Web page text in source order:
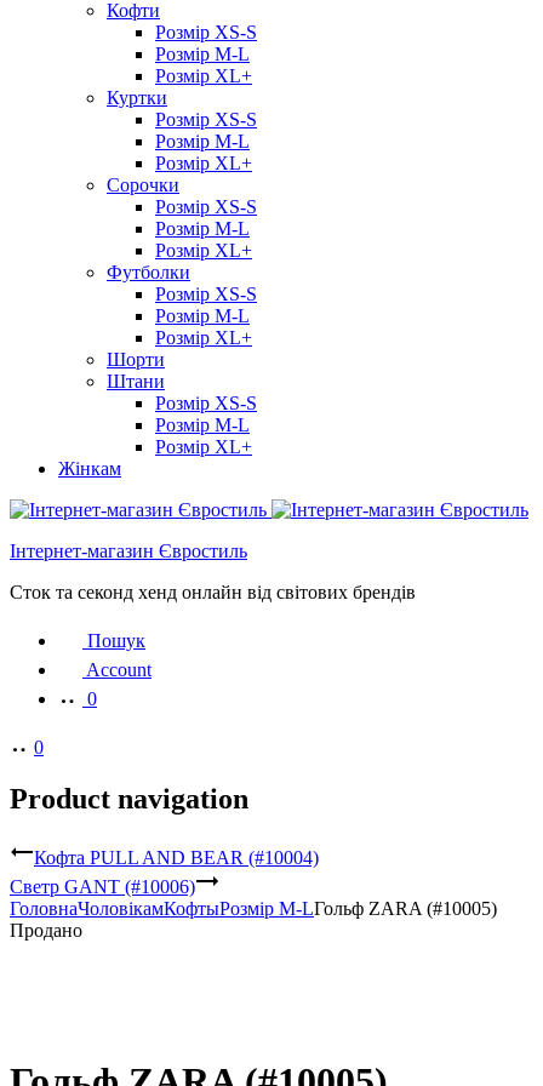
Кофти
Розмір XS-S
Розмір M-L
Розмір XL+
Куртки
Розмір XS-S
Розмір M-L
Розмір XL+
Сорочки
Розмір XS-S
Розмір M-L
Розмір XL+
Футболки
Розмір XS-S
Розмір M-L
Розмір XL+
Шорти
Штани
Розмір XS-S
Розмір M-L
Розмір XL+
Жінкам
Інтернет-магазин Євростиль
Сток та секонд хенд онлайн від світових брендів
Пошук
Account
0
0
Product navigation
Кофта PULL AND BEAR (#10004)
Светр GANT (#10006)
ГоловнаЧоловікамКофтыРозмір M-LГольф ZARA (#10005)
Продано